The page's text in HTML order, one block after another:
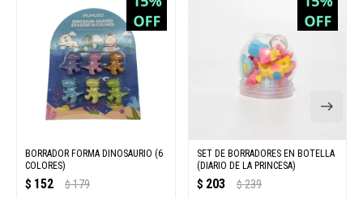
BORRADOR FORMA DINOSAURIO (6
COLORES)
$ 152 $ 179
SET DE BORRADORES EN BOTELLA
(DIARIO DE LA PRINCESA)
$ 203 $ 239